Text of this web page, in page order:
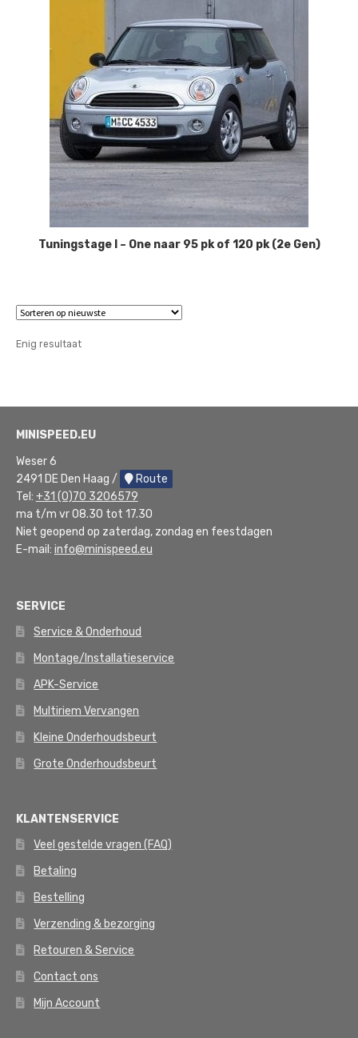
Tuningstage I – One naar 95 pk of 120 pk (2e Gen)
Enig resultaat
MINISPEED.EU
Weser 6
2491 DE Den Haag /
Route
Tel: +31 (0)70 3206579
ma t/m vr 08.30 tot 17.30
Niet geopend op zaterdag, zondag en feestdagen
E-mail: info@minispeed.eu
SERVICE
Service & Onderhoud
Montage/Installatieservice
APK-Service
Multiriem Vervangen
Kleine Onderhoudsbeurt
Grote Onderhoudsbeurt
KLANTENSERVICE
Veel gestelde vragen (FAQ)
Betaling
Bestelling
Verzending & bezorging
Retouren & Service
Contact ons
Mijn Account